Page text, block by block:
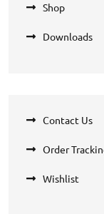
Shop
Downloads
Contact Us
Order
Wishlist